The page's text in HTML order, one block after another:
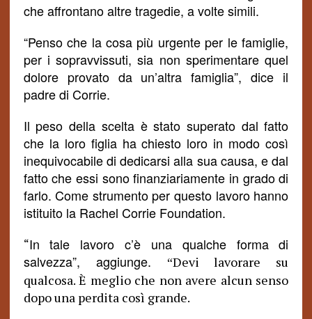
che affrontano altre tragedie, a volte simili.
“Penso che la cosa più urgente per le famiglie,
per i sopravvissuti, sia non sperimentare quel
dolore provato da un’altra famiglia”, dice il
padre di Corrie.
Il pesodella scelta è stato superato dal fatto
che la loro figlia ha chiesto loro in modo così
inequivocabile di dedicarsi alla sua causa, e dal
fatto che essi sono finanziariamente in grado di
farlo. Come strumento per questo lavoro hanno
istituito la Rachel Corrie Foundation.
“In tale lavoro c’è una qualche forma di
salvezza”, aggiunge.
“Devi lavorare su
qualcosa. È meglio che non avere alcun senso
dopo una perdita così grande.